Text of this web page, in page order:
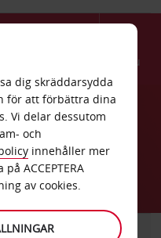
Menu
Hotel
SKÅPBIL
dig skräddarsydda
för att förbättra dina
Vi delar dessutom
och
innehåller mer
ACCEPTERA
av cookies.